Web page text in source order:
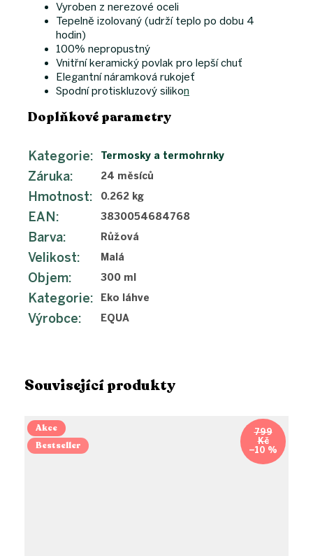
Související produkty
Akce
Bestseller
799
Kč
–10 %
Vyroben z nerezové oceli
Tepelně izolovaný (udrží teplo po dobu 4
hodin)
100% nepropustný
Vnitřní keramický povlak pro lepší chuť
Elegantní náramková rukojeť
Spodní protiskluzový silikon
Doplňkové parametry
Kategorie: Termosky a termohrnky
Záruka: 24 měsíců
Hmotnost: 0.262 kg
EAN: 3830054684768
Barva: Růžová
Velikost: Malá
Objem: 300 ml
Kategorie: Eko láhve
Výrobce: EQUA